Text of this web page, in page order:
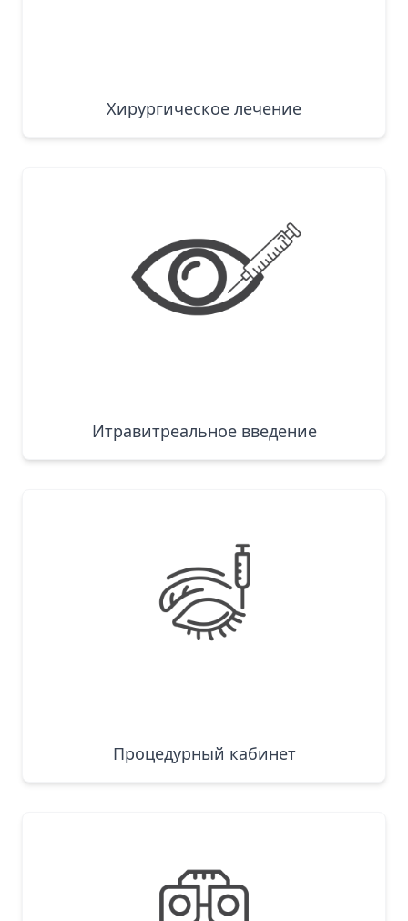
Хирургическое лечение
Итравитреальное введение
Процедурный кабинет